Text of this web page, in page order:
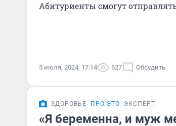
Абитуриенты смогут
5 июля, 2024, 17:14 627 Обсудить
ЗДОРОВЬЕ ПРО ЭТО ЭКСПЕРТ
«Я беременна, и муж